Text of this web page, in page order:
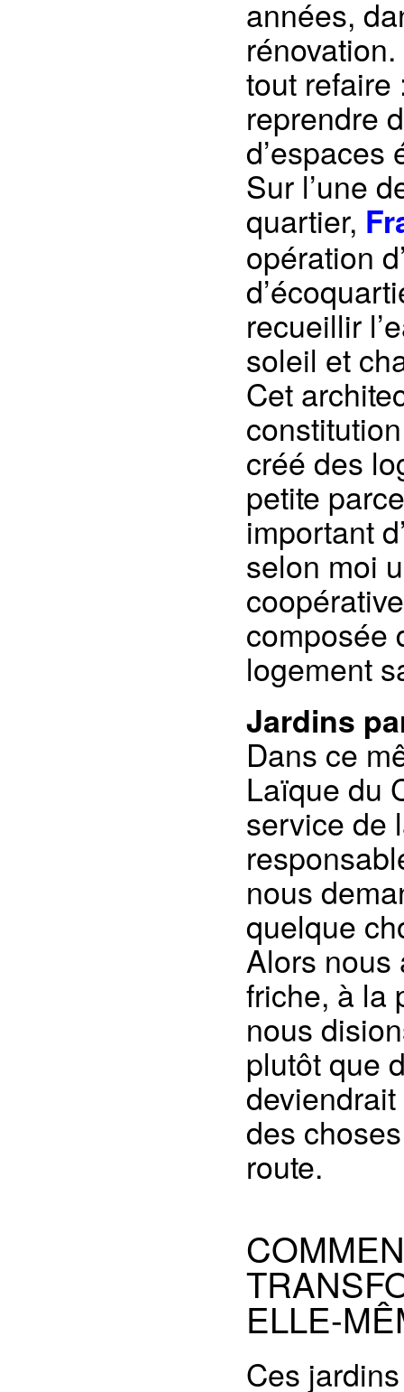
années,
tout refaire
reprendre
d’espaces
Sur l’une
quartier,
opération
recueillir
soleil et
Cet
créé des
petite
important
selon moi
composée
logement
Jardins
Dans ce
Laïque du
service de
nous
quelque
Alors nous
friche, à la
nous
plutôt que
des
route.
ELLE-
Ces